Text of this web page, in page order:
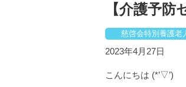
【介護予
慈啓会特別養護老
2023年4月27日
こんにちは (*’▽’)